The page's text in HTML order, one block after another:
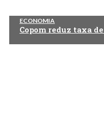
ECONOMIA
Copom reduz taxa